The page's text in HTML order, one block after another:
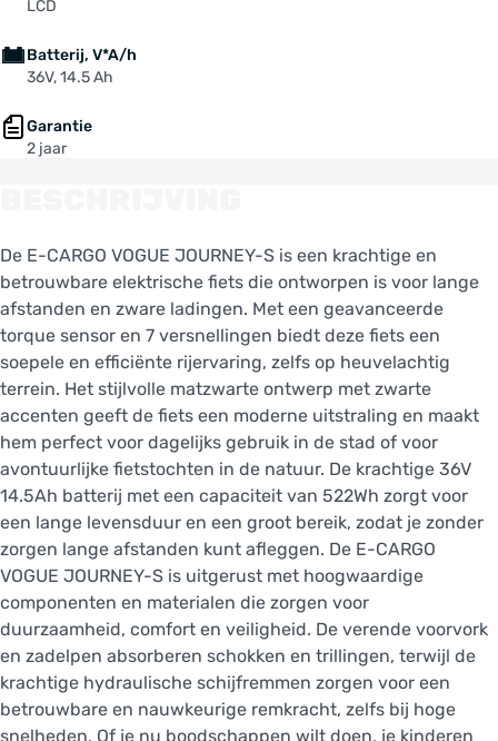
LCD
Batterij, V*A/h
36V, 14.5 Ah
Garantie
2 jaar
De E-CARGO VOGUE JOURNEY-S is een krachtige en
betrouwbare elektrische fiets die ontworpen is voor lange
afstanden en zware ladingen. Met een geavanceerde
torque sensor en 7 versnellingen biedt deze fiets een
soepele en efficiënte rijervaring, zelfs op heuvelachtig
terrein. Het stijlvolle matzwarte ontwerp met zwarte
accenten geeft de fiets een moderne uitstraling en maakt
hem perfect voor dagelijks gebruik in de stad of voor
avontuurlijke fietstochten in de natuur. De krachtige 36V
14.5Ah batterij met een capaciteit van 522Wh zorgt voor
een lange levensduur en een groot bereik, zodat je zonder
zorgen lange afstanden kunt afleggen. De E-CARGO
VOGUE JOURNEY-S is uitgerust met hoogwaardige
componenten en materialen die zorgen voor
duurzaamheid, comfort en veiligheid. De verende voorvork
en zadelpen absorberen schokken en trillingen, terwijl de
krachtige hydraulische schijfremmen zorgen voor een
betrouwbare en nauwkeurige remkracht, zelfs bij hoge
snelheden. Of je nu boodschappen wilt doen, je kinderen